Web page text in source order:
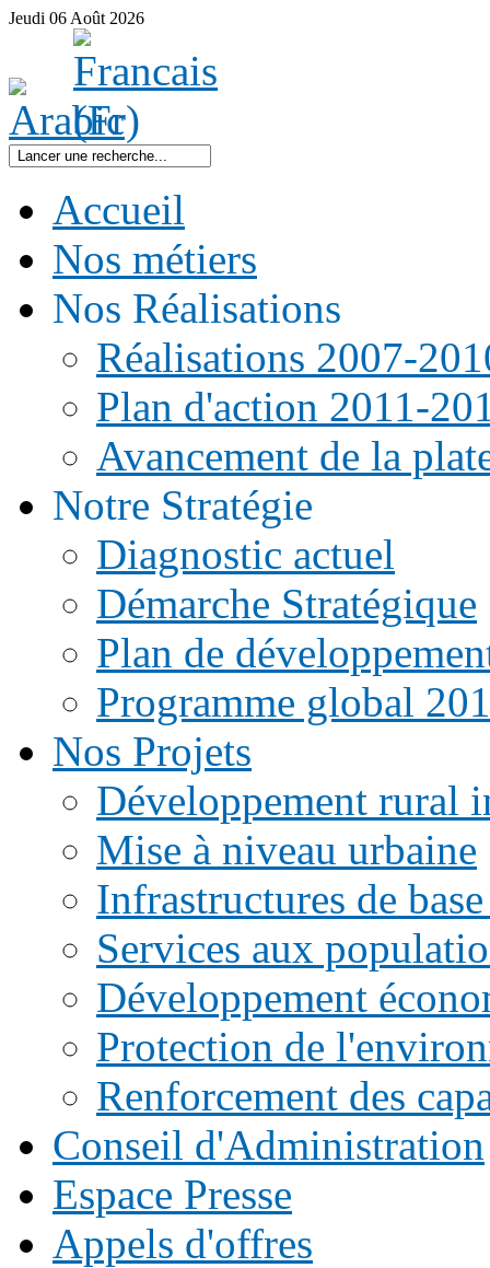
Jeudi 06 Août 2026
Accueil
Nos métiers
Nos Réalisations
Réalisations 2007-
Plan d'action 2011-
Avancement de la
Notre Stratégie
Diagnostic actuel
Démarche Stratégique
Plan de
Programme global
Nos Projets
Développement rural
Mise à niveau urbaine
Infrastructures de
Services aux
Développement
Protection de
Renforcement des
Conseil d'Administration
Espace Presse
Appels d'offres